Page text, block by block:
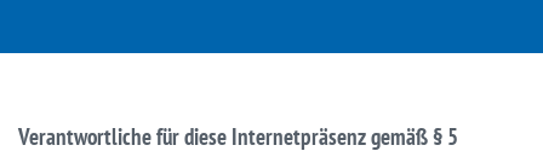
Verantwortliche für diese Internetpräsenz gemäß § 5